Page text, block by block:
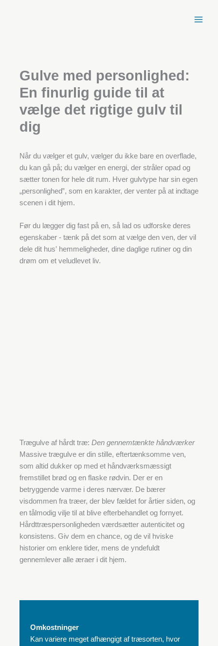
Gulve med personlighed:
En finurlig guide til at
vælge det rigtige gulv til
dig
Når du vælger et gulv, vælger du ikke bare en overflade,
du kan gå på; du vælger en energi, der stråler opad og
sætter tonen for hele dit rum. Hver gulvtype har sin egen
„personlighed‟, som en karakter, der venter på at indtage
scenen i dit hjem.
Før du lægger dig fast på en, så lad os udforske deres
egenskaber - tænk på det som at vælge den ven, der vil
dele dit hus‛ hemmeligheder, dine daglige rutiner og din
drøm om et veludlevet liv.
Trægulve af hårdt træ: Den gennemtænkte håndværker
Massive trægulve er din stille, eftertænksomme ven,
som altid dukker op med et håndværksmæssigt
fremstillet brød og en flaske rødvin. Der er en
betryggende varme i deres nærvær. De bærer
visdommen fra træer, der blev fældet for årtier siden, og
en tålmodig vilje til at blive efterbehandlet og fornyet.
Hårdttræspersonligheden værdsætter autenticitet og
konsistens. Giv dem en chance, og de vil hviske
historier om enklere tider, mens de yndefuldt
gennemlever alle æraer i dit hjem.
Omkostninger
Kan variere meget afhængigt af træsorten, hvor